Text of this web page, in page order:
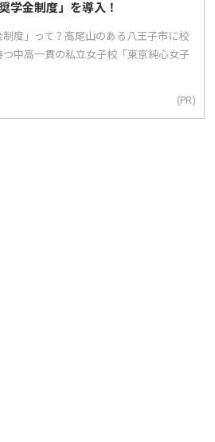
学金制度」を導入！
制度」って？高尾山のある八王子市に校
中高一貫の私立女子校「東京純心女子
(PR)